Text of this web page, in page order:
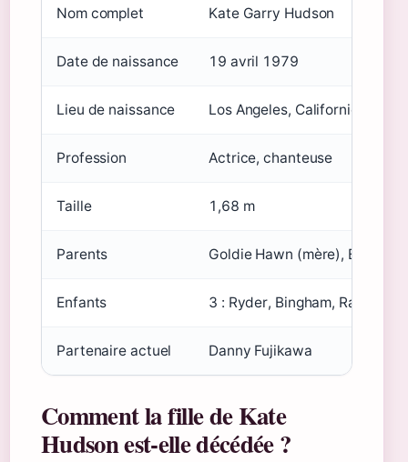
Nom complet Kate Garry Hudson
Date de naissance 19 avril 1979
Lieu de naissance Los Angeles, Californie,
Profession Actrice, chanteuse
Taille 1,68 m
Parents Goldie Hawn (mère), Bill
Enfants 3 : Ryder, Bingham, Rani
Partenaire actuel Danny Fujikawa
Comment la fille de Kate
Hudson est-elle décédée ?